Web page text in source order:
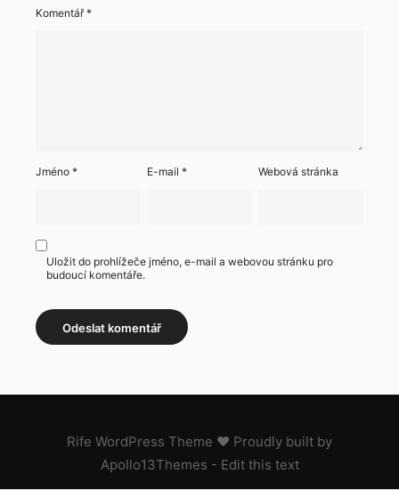
Komentář*
Jméno * E-mail* Webová stránka
Uložit do prohlížeče jméno, e-mail a webovou stránku pro
budoucí komentáře.
Rife WordPress Theme ♥ Proudly built by
Apollo13Themes - Edit this text